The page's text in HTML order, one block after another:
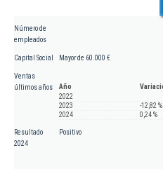
Número de
empleados
Capital Social Mayor de 60.000 €
Ventas
últimos años
Año
2022
2023
-12,82 %
2024
0,24 %
Resultado
2024
Positivo